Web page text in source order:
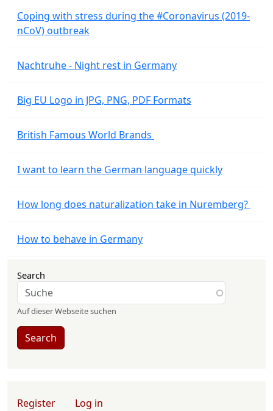
Coping with stress during the #Coronavirus (2019-
nCoV) outbreak
Nachtruhe - Night rest in Germany
Big EU Logo in JPG, PNG, PDF Formats
British Famous World Brands
I want to learn the German language quickly
How long does naturalization take in Nuremberg?
How to behave in Germany
Search
Auf dieser Webseite suchen
Search
User account menu
Register Log in